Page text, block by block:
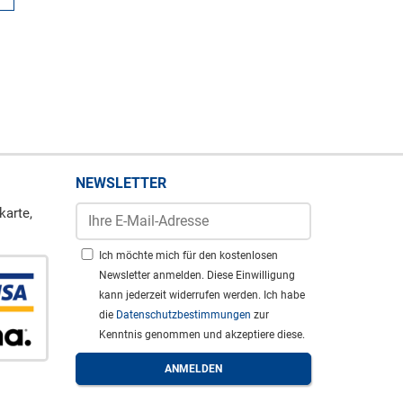
NEWSLETTER
Ich möchte mich für den kostenlosen
Newsletter anmelden. Diese Einwilligung
kann jederzeit widerrufen werden. Ich habe
die Datenschutzbestimmungen zur
Kenntnis genommen und akzeptiere diese.